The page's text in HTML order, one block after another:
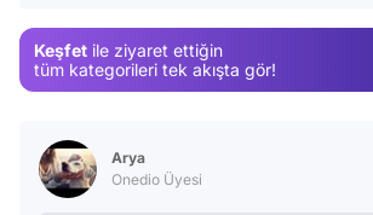
Keşfet ile ziyaret ettiğin
tüm kategorileri tek akışta gör!
Arya
Onedio Üyesi